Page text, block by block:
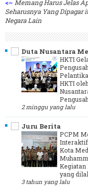
<~ Memang Harus Jelas
Seharusnya Yang Dipagar
Negara Lain
Duta Nusantara
HKTI
HKTI
2 minggu yang lalu
Juru Berita
PCPM
Interaktif
Kota
Kegiatan
yang
3 tahun yang lalu